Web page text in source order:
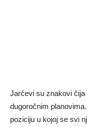
Jarčevi su znakovi čija
dugoročnim
poziciju u kojoj se svi